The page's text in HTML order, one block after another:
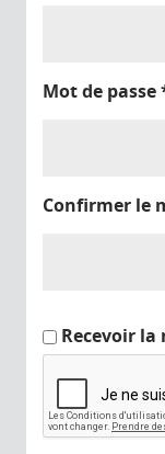
Mot de passe
Confirmer le
Recevoir la